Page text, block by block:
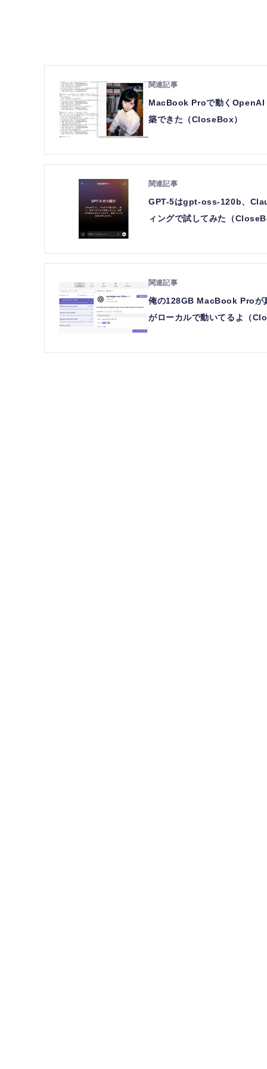
MacBook Proで動くOpenAI
築できた（CloseBox）
GPT-5はgpt-oss-120b、
ィングで試してみた（
俺の128GB MacBook Proが
がローカルで動いてるよ（